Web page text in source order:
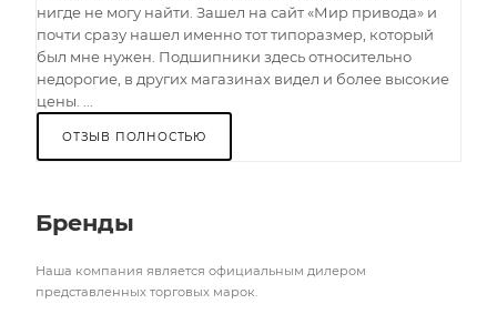
нигде не могу найти. Зашел на сайт «Мир привода» и
почти сразу нашел именно тот типоразмер, который
был мне нужен. Подшипники здесь относительно
недорогие, в других магазинах видел и более высокие
цены. ...
ОТЗЫВ ПОЛНОСТЬЮ
Бренды
Наша компания является официальным дилером
представленных торговых марок.